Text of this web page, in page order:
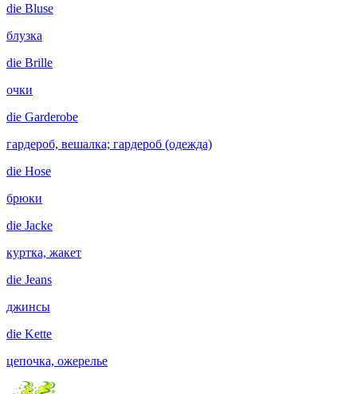
die Bluse
блузка
die Brille
очки
die Garderobe
гардероб, вешалка; гардероб (одежда)
die Hose
брюки
die Jacke
куртка, жакет
die Jeans
джинсы
die Kette
цепочка, ожерелье